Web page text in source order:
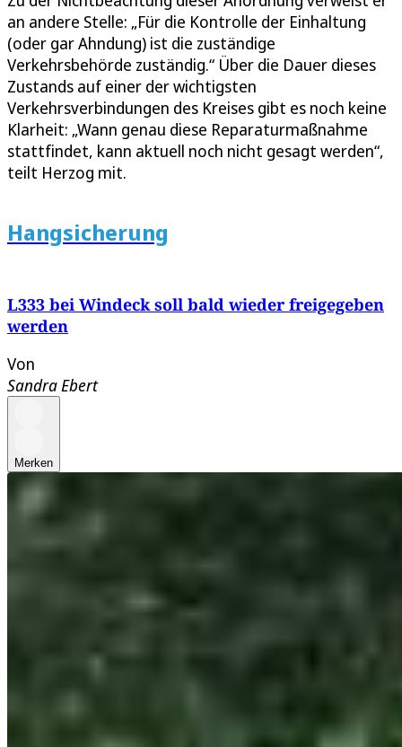
an andere Stelle: „Für die Kontrolle der Einhaltung
(oder gar Ahndung) ist die zuständige
Verkehrsbehörde zuständig.“ Über die Dauer dieses
Zustands auf einer der wichtigsten
Verkehrsverbindungen des Kreises gibt es noch keine
Klarheit: „Wann genau diese Reparaturmaßnahme
stattfindet, kann aktuell noch nicht gesagt werden“,
teilt Herzog mit.
Hangsicherung
L333 bei Windeck soll bald wieder freigegeben
werden
Von
Sandra Ebert
Merken